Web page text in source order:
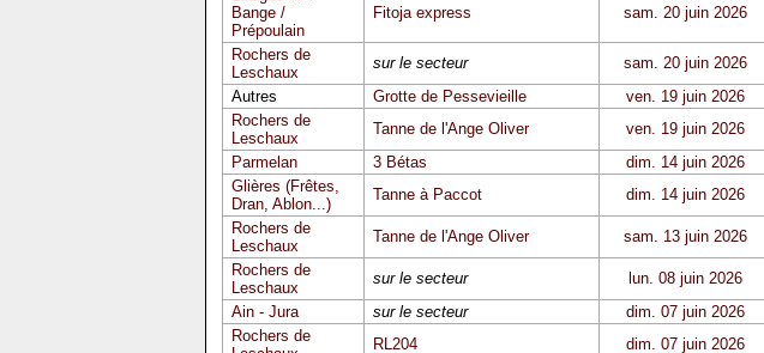
Bange /
Prépoulain
Fitoja express sam. 20 juin 2026
Rochers de
Leschaux
sur le secteur sam. 20 juin 2026
Autres
Grotte de Pessevieille ven. 19 juin 2026
Rochers de
Leschaux
Tanne de l'Ange Oliver ven. 19 juin 2026
Parmelan
3 Bétas dim. 14 juin 2026
Glières (Frêtes,
Dran, Ablon...)
Tanne à Paccot dim. 14 juin 2026
Rochers de
Leschaux
Tanne de l'Ange Oliver sam. 13 juin 2026
Rochers de
Leschaux
sur le secteur lun. 08 juin 2026
Ain - Jura
sur le secteur dim. 07 juin 2026
Rochers de
RL204 dim. 07 juin 2026